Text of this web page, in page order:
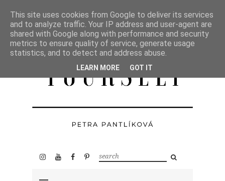
This site uses cookies from Google to deliver its services
and to analyze traffic. Your IP address and user-agent are
shared with Google along with performance and security
metrics to ensure quality of service, generate usage
statistics, and to detect and address abuse.
LEARN MORE GOT IT